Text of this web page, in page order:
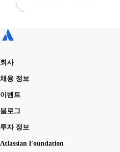
회사
채용 정보
이벤트
블로그
투자 정보
Atlassian Foundation